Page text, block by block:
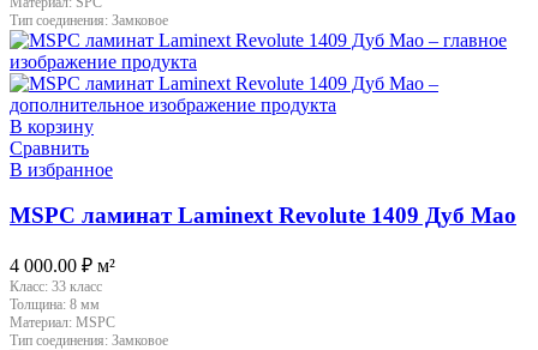
Тип соединения: Замковое
В корзину
Сравнить
В избранное
MSPC ламинат Laminext Revolute 1409 Дуб Мао
4 000.00 ₽ м²
Класс: 33 класс
Толщина: 8 мм
Материал: MSPC
Тип соединения: Замковое